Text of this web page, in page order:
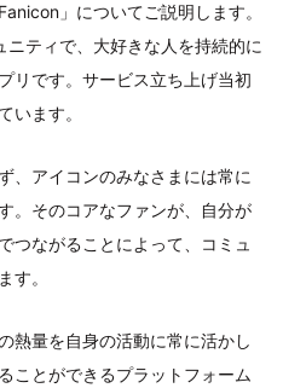
」についてご説明します。
ニティで、大好きな人を持続的に
リです。サービス立ち上げ当初
います。
、アイコンのみなさまには常に
。そのコアなファンが、自分が
つながることによって、コミュ
す。
熱量を自身の活動に常に活かし
ことができるプラットフォーム